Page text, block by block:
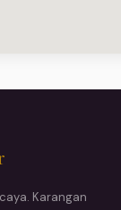
Karangan